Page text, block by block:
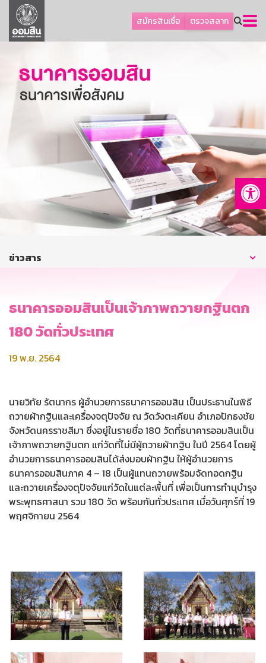
สมัครสินเชื่อ ตรวจสลาก
ลูกค้าธุรกิจ
ลูกค้าผู้ประกอบรายย่อย
ออมเพื่อสุข
เกี่ยวกับธนาคาร
การพัฒนาที่ยั่งยืน
บริการทางการเงิน
ติดต่อเรา
บริการออนไลน์
ข่าวสาร
ธนาคารออมสินเป็นเจ้าภาพถวายกฐินตก
180 วัดทั่วประเทศ
19 พ.ย. 2564
นายวิทัย รัตนากร ผู้อำนวยการธนาคารออมสิน เป็นประธานในพิธี
ถวายผ้ากฐินและเครื่องจตุปัจจัย ณ วัดวังตะเคียน อำเภอปักธงชัย
จังหวัดนครราชสีมา ซึ่งอยู่ในรายชื่อ 180 วัดที่ธนาคารออมสินเป็น
เจ้าภาพถวายกฐินตก แก่วัดที่ไม่มีผู้ถวายผ้ากฐิน ในปี 2564 โดยผู้
อำนวยการธนาคารออมสินได้ส่งมอบผ้ากฐิน ให้ผู้อำนวยการ
ธนาคารออมสินภาค 4 – 18 เป็นผู้แทนถวายพร้อมจัดทอดกฐิน
และถวายเครื่องจตุปัจจัยแก่วัดในแต่ละพื้นที่ เพื่อเป็นการทำนุบำรุง
พระพุทธศาสนา รวม 180 วัด พร้อมกันทั่วประเทศ เมื่อวันศุกร์ที่ 19
พฤศจิกายน 2564